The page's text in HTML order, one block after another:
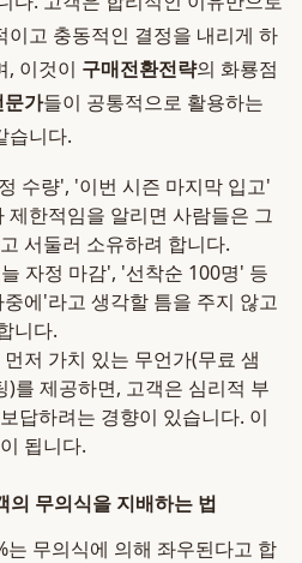
이고 충동적인 결정을 내리게 하
, 이것이 구매전환전략의 화룡점
문가들이 공통적으로 활용하는
습니다.
수량', '이번 시즌 마지막 입고'
제한적임을 알리면 사람들은 그
서둘러 소유하려 합니다.
자정 마감', '선착순 100명' 등
에'라고 생각할 틈을 주지 않고
니다.
먼저 가치 있는 무언가(무료 샘
)를 제공하면, 고객은 심리적 부
답하려는 경향이 있습니다. 이
됩니다.
의 무의식을 지배하는 법
무의식에 의해 좌우된다고 합